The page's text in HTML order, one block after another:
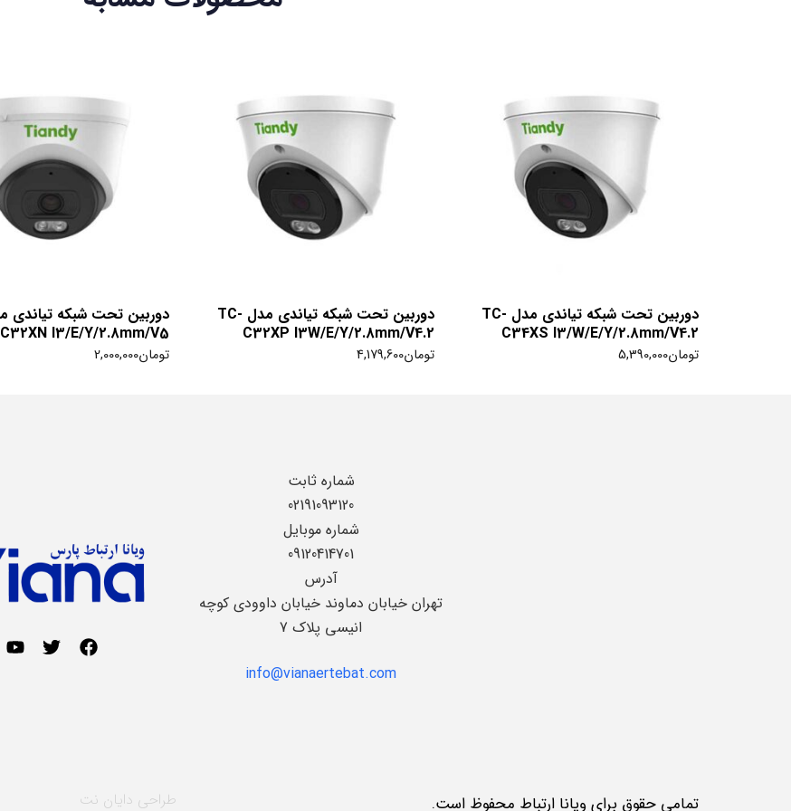
دوربین تحت شبکه تیاندی مدل TC-
C34XS I3/W/E/Y/2.8mm/V4.2
تومان5,390,000
دوربین تحت شبکه تیاندی مدل TC-
C32XP I3W/E/Y/2.8mm/V4.2
تومان4,179,600
C32XN I3/E/Y/2.8mm/V5
تومان2,000,000
شماره ثابت
02191093120
شماره موبایل
09120414701
آدرس
تهران خیابان دماوند خیابان داوودی کوچه
انیسی پلاک 7
info@vianaertebat.com
تمامی حقوق برای ویانا ارتباط محفوظ است. طراحی دایان نت